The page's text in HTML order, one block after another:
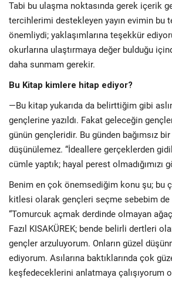
Tabi bu ulaşma noktasında gerek içerik
tercihlerimi destekleyen yayın evimin bu
önemliydi; yaklaşımlarına teşekkür
okurlarına ulaştırmaya değer bulduğu
daha sunmam gerekir.
Bu Kitap kimlere hitap ediyor?
—Bu kitap yukarıda da belirttiğim gibi
gençlerine yazıldı. Fakat geleceğin
günün gençleridir. Bu günden bağımsız
düşünülemez. “İdeallere gerçeklerden
cümle yaptık; hayal perest olmadığımızı
Benim en çok önemsediğim konu şu; bu
kitlesi olarak gençleri seçme sebebim de
“Tomurcuk açmak derdinde olmayan
Fazıl KISAKÜREK; bende belirli dertleri
gençler arzuluyorum. Onların güzel
ediyorum. Asılarına baktıklarında çok
keşfedeceklerini anlatmaya çalışıyorum